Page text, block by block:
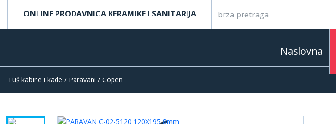
ONLINE PRODAVNICA KERAMIKE I SANITARIJA
Naslovna
Tuš kabine i kade / Paravani / Copen